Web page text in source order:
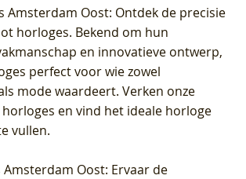
Amsterdam Oost: Ontdek de precisie
horloges. Bekend om hun
en innovatieve ontwerp,
perfect voor wie zowel
mode waardeert. Verken onze
en vind het ideale horloge
vullen.
Amsterdam Oost: Ervaar de